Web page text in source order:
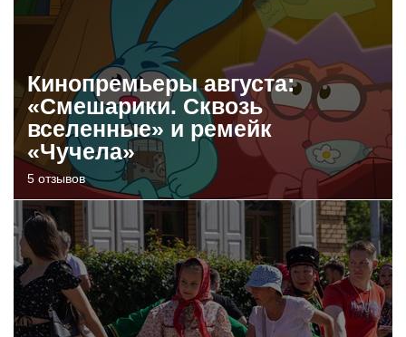
Кинопремьеры августа:
«Смешарики. Сквозь
вселенные» и ремейк
«Чучела»
5 отзывов